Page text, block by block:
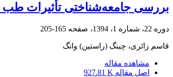
بررسی جامعه‌شناختی تأثیرات طب
دوره 22، شماره 1، 1394، صفحه 165-205
قاسم زائری، چینگ (راستین) وانگ
مشاهده مقاله
اصل مقاله 927.81 K